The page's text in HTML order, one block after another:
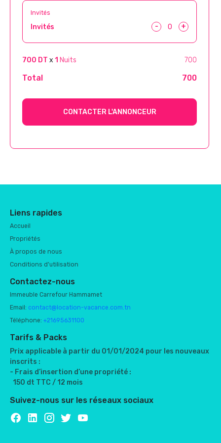
Invités
Invités - +
700 DT x 1 Nuits 700
Total 700
CONTACTER L'ANNONCEUR
Liens rapides
Accueil
Propriétés
À propos de nous
Conditions d'utilisation
Contactez-nous
Immeuble Carrefour Hammamet
Email: contact@location-vacance.com.tn
Téléphone: +21695631100
Tarifs & Packs
Prix applicable à partir du 01/01/2024 pour les nouveaux
inscrits :
- Frais d’insertion d’une propriété :
150 dt TTC / 12 mois
Suivez-nous sur les réseaux sociaux